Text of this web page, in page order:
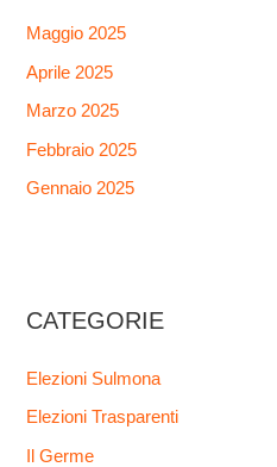
Maggio 2025
Aprile 2025
Marzo 2025
Febbraio 2025
Gennaio 2025
CATEGORIE
Elezioni Sulmona
Elezioni Trasparenti
Il Germe